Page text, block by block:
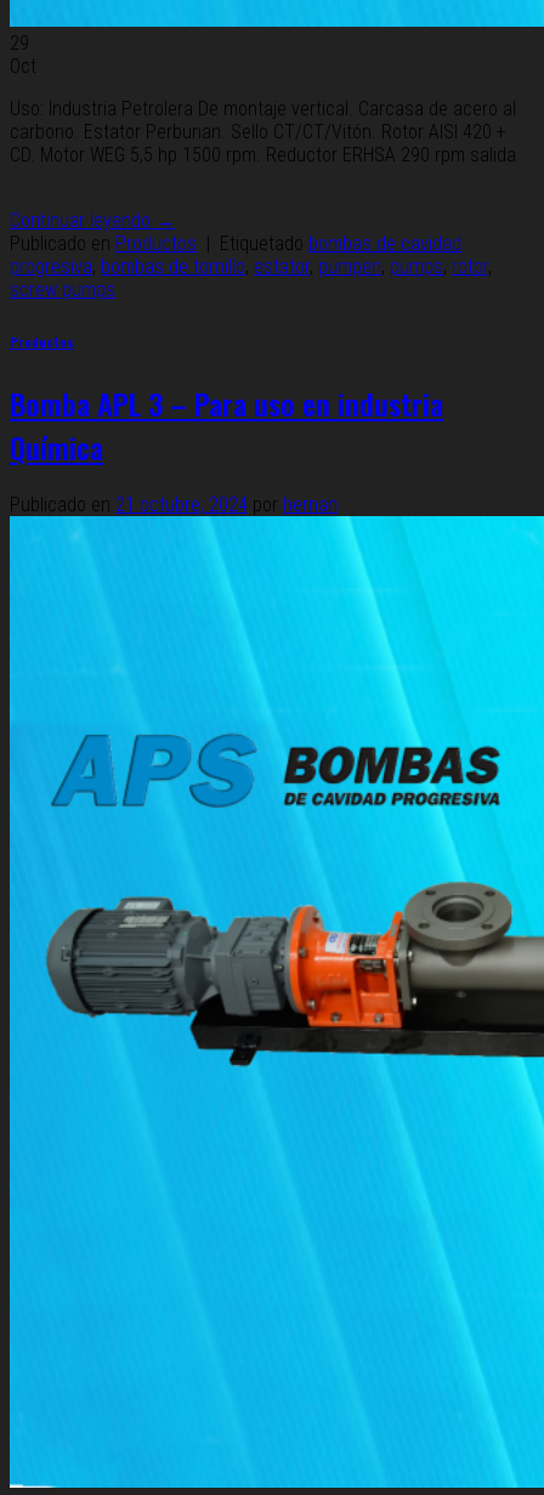
29
Oct
Uso: Industria Petrolera De montaje vertical. Carcasa de acero al
carbono. Estator Perbunan. Sello CT/CT/Vitón. Rotor AISI 420 +
CD. Motor WEG 5,5 hp 1500 rpm. Reductor ERHSA 290 rpm salida
Continuar leyendo →
Publicado en Productos Etiquetado bombas de cavidad
progresiva, bombas de tornillo, estator, pumpen, pumps, rotor,
screw pumps
Productos
Bomba APL 3 – Para uso en industria
Química
Publicado en 21 octubre, 2024 por hernan